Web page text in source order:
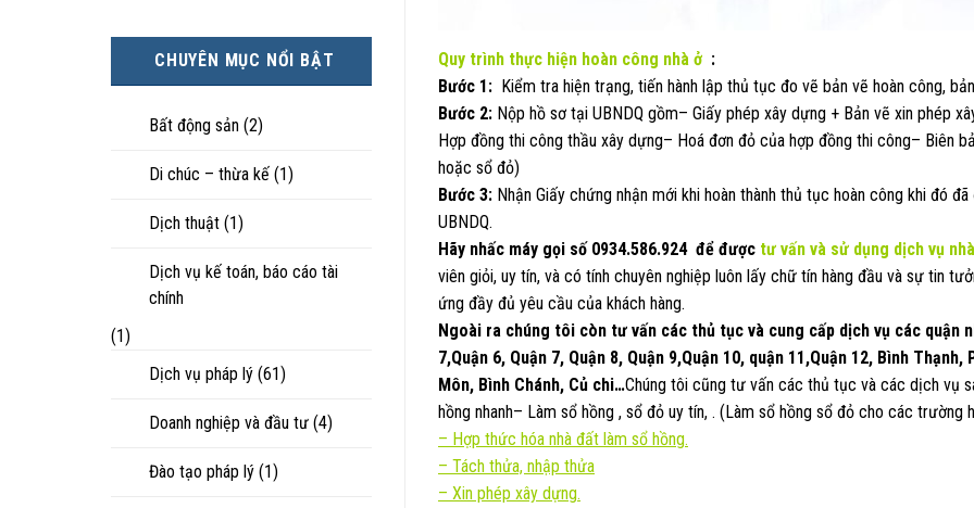
con
Góc
nhìn
tài
chấp
CHUYÊN MỤC NỔI BẬT
Bất động sản (2)
Di chúc – thừa kế (1)
Dịch thuật (1)
Dịch vụ kế toán, báo cáo tài
chính
(1)
Dịch vụ pháp lý (61)
Doanh nghiệp và đầu tư (4)
Đào tạo pháp lý (1)
Quy trình thực hiện hoàn công nhà ở :
Bước 1: Kiểm tra hiện trạng, tiến hành lập thủ tục đo vẽ bản vẽ hoàn công,
Bước 2: Nộp hồ sơ tại UBNDQ gồm– Giấy phép xây dựng + Bản vẽ xin phép
Hợp đồng thi công thầu xây dựng– Hoá đơn đỏ của hợp đồng thi công– Biên
hoặc sổ đỏ)
Bước 3: Nhận Giấy chứng nhận mới khi hoàn thành thủ tục hoàn công khi đó
UBNDQ.
Hãy nhấc máy gọi số 0934.586.924 để được tư vấn và sử dụng dịch vụ
viên giỏi, uy tín, và có tính chuyên nghiệp luôn lấy chữ tín hàng đầu và sự tin
ứng đầy đủ yêu cầu của khách hàng.
Ngoài ra chúng tôi còn tư vấn các thủ tục và cung cấp dịch vụ các quận
7,Quận 6, Quận 7, Quận 8, Quận 9,Quận 10, quận 11,Quận 12, Bình
Môn, Bình Chánh, Củ chi…Chúng tôi cũng tư vấn các thủ tục và các dịch vụ
hồng nhanh– Làm sổ hồng , sổ đỏ uy tín, . (Làm sổ hồng sổ đỏ cho các trường
– Hợp thức hóa nhà đất làm sổ hồng.
– Tách thửa, nhập thửa
– Xin phép xây dựng.